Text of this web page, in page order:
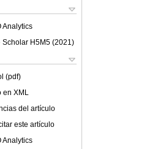
Analytics
Scholar H5M5 (2021 )
(pdf)
en XML
del artículo
este artículo
Analytics